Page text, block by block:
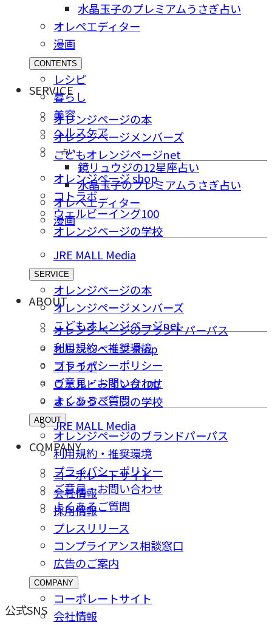
水晶玉子のプレミアムうさぎ占い
オレペエディター
漫画
CONTENTS
レシピ
暮らし
美容
ヘルスケア
占い
鏡リュウジの12星座占い
水晶玉子のプレミアムうさぎ占い
オレペエディター
漫画
SERVICE
オレンジページの本
オレンジページメンバーズ
こどもオレンジページnet
オレンジページ shop
コトラボ
ウェルビーイング100
オレンジページの学校
JRE MALL Media
SERVICE
オレンジページの本
オレンジページメンバーズ
こどもオレンジページnet
オレンジページ shop
コトラボ
ウェルビーイング100
オレンジページの学校
JRE MALL Media
ABOUT
オレンジページのブランドパーパス
利用規約・推奨環境
プライバシーポリシー
ご意⾒・お問い合わせ
よくあるご質問
ABOUT
オレンジページのブランドパーパス
利用規約・推奨環境
プライバシーポリシー
ご意⾒・お問い合わせ
よくあるご質問
COMPANY
コーポレートサイト
会社情報
採⽤情報
プレスリリース
コンプライアンス相談窓⼝
広告のご案内
COMPANY
コーポレートサイト
会社情報
公式SNS